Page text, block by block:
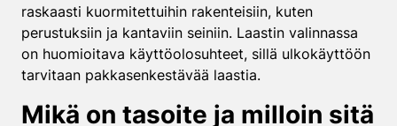
raskaasti kuormitettuihin rakenteisiin, kuten
perustuksiin ja kantaviin seiniin. Laastin valinnassa
on huomioitava käyttöolosuhteet, sillä ulkokäyttöön
tarvitaan pakkasenkestävää laastia.
Mikä on tasoite ja milloin sitä